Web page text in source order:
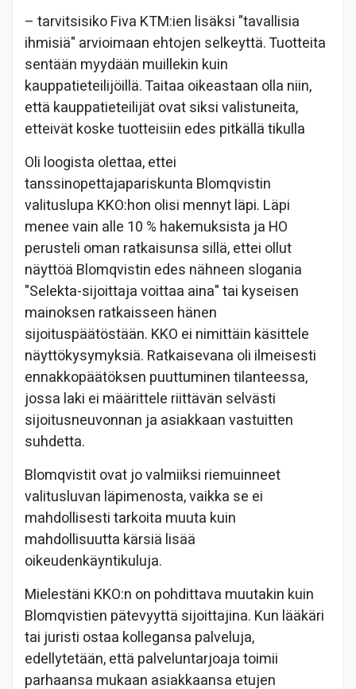
– tarvitsisiko Fiva KTM:ien lisäksi "tavallisia
ihmisiä" arvioimaan ehtojen selkeyttä. Tuotteita
sentään myydään muillekin kuin
kauppatieteilijöillä. Taitaa oikeastaan olla niin,
että kauppatieteilijät ovat siksi valistuneita,
etteivät koske tuotteisiin edes pitkällä tikulla
Oli loogista olettaa, ettei
tanssinopettajapariskunta Blomqvistin
valituslupa KKO:hon olisi mennyt läpi. Läpi
menee vain alle 10 % hakemuksista ja HO
perusteli oman ratkaisunsa sillä, ettei ollut
näyttöä Blomqvistin edes nähneen slogania
"Selekta-sijoittaja voittaa aina" tai kyseisen
mainoksen ratkaisseen hänen
sijoituspäätöstään. KKO ei nimittäin käsittele
näyttökysymyksiä. Ratkaisevana oli ilmeisesti
ennakkopäätöksen puuttuminen tilanteessa,
jossa laki ei määrittele riittävän selvästi
sijoitusneuvonnan ja asiakkaan vastuitten
suhdetta.
Blomqvistit ovat jo valmiiksi riemuinneet
valitusluvan läpimenosta, vaikka se ei
mahdollisesti tarkoita muuta kuin
mahdollisuutta kärsiä lisää
oikeudenkäyntikuluja.
Mielestäni KKO:n on pohdittava muutakin kuin
Blomqvistien pätevyyttä sijoittajina. Kun lääkäri
tai juristi ostaa kollegansa palveluja,
edellytetään, että palveluntarjoaja toimii
parhaansa mukaan asiakkaansa etujen